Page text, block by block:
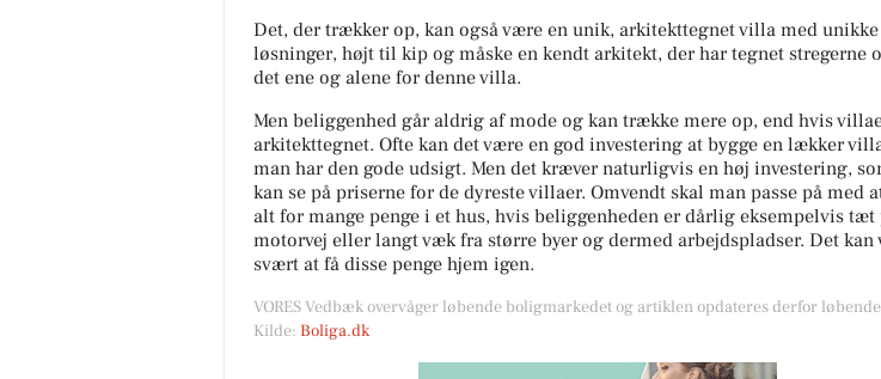
Det, der trækker op, kan også være en unik, arkitekttegnet villa med unikke
løsninger, højt til kip og måske en kendt arkitekt, der har tegnet stregerne
det ene og alene for denne villa.
Men beliggenhed går aldrig af mode og kan trække mere op, end hvis
arkitekttegnet. Ofte kan det være en god investering at bygge en lækker
man har den gode udsigt. Men det kræver naturligvis en høj investering,
kan se på priserne for de dyreste villaer. Omvendt skal man passe på med
alt for mange penge i et hus, hvis beliggenheden er dårlig eksempelvis tæt
motorvej eller langt væk fra større byer og dermed arbejdspladser. Det kan
svært at få disse penge hjem igen.
VORES Vedbæk overvåger løbende boligmarkedet og artiklen opdateres derfor
Kilde: Boliga.dk